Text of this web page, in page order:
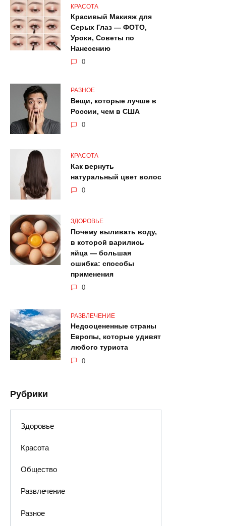
КРАСОТА
Красивый Макияж для
Серых Глаз — ФОТО,
Уроки, Советы по
Нанесению
0
РАЗНОЕ
Вещи, которые лучше в
России, чем в США
0
КРАСОТА
Как вернуть
натуральный цвет волос
0
ЗДОРОВЬЕ
Почему выливать воду,
в которой варились
яйца — большая
ошибка: способы
применения
0
РАЗВЛЕЧЕНИЕ
Недооцененные страны
Европы, которые удивят
любого туриста
0
Рубрики
Здоровье
Красота
Общество
Развлечение
Разное